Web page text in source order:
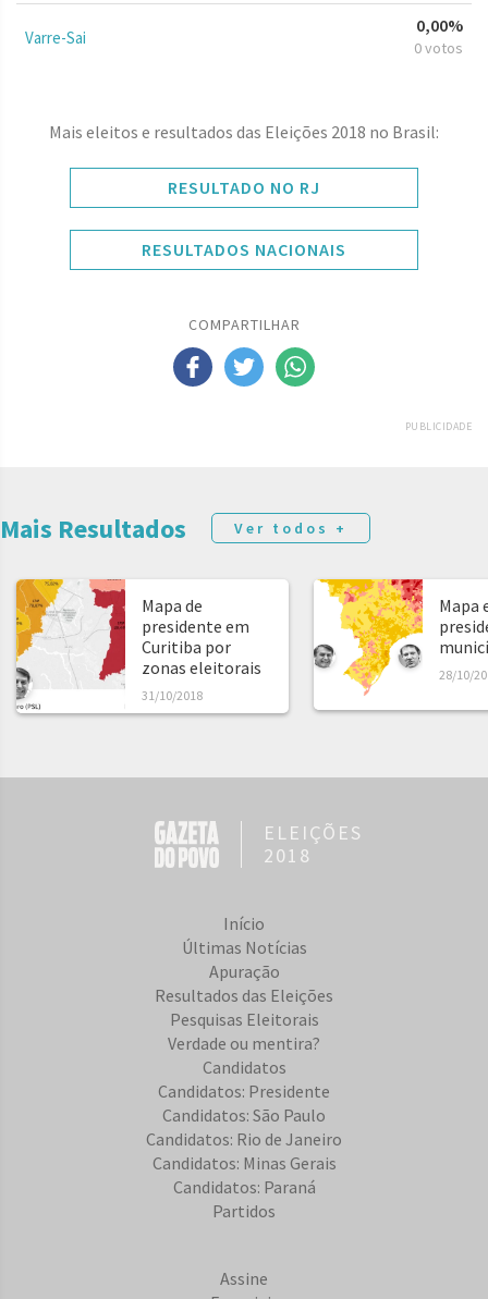
Varre-Sai
0,00%
0 votos
Mais eleitos e resultados das Eleições 2018 no Brasil:
RESULTADO NO RJ
RESULTADOS NACIONAIS
COMPARTILHAR
PUBLICIDADE
Mais Resultados Ver todos +
Mapa de
presidente em
Curitiba por
zonas eleitorais
31/10/2018
Mapa
28/10/
ELEIÇÕES
2018
Início
Últimas Notícias
Apuração
Resultados das Eleições
Pesquisas Eleitorais
Verdade ou mentira?
Candidatos
Candidatos: Presidente
Candidatos: São Paulo
Candidatos: Rio de Janeiro
Candidatos: Minas Gerais
Candidatos: Paraná
Partidos
Assine